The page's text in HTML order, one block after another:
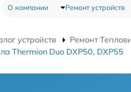
О компании Ремонт устройств
устройств
Ремонт
Thermion Duo DXP50, DXP55